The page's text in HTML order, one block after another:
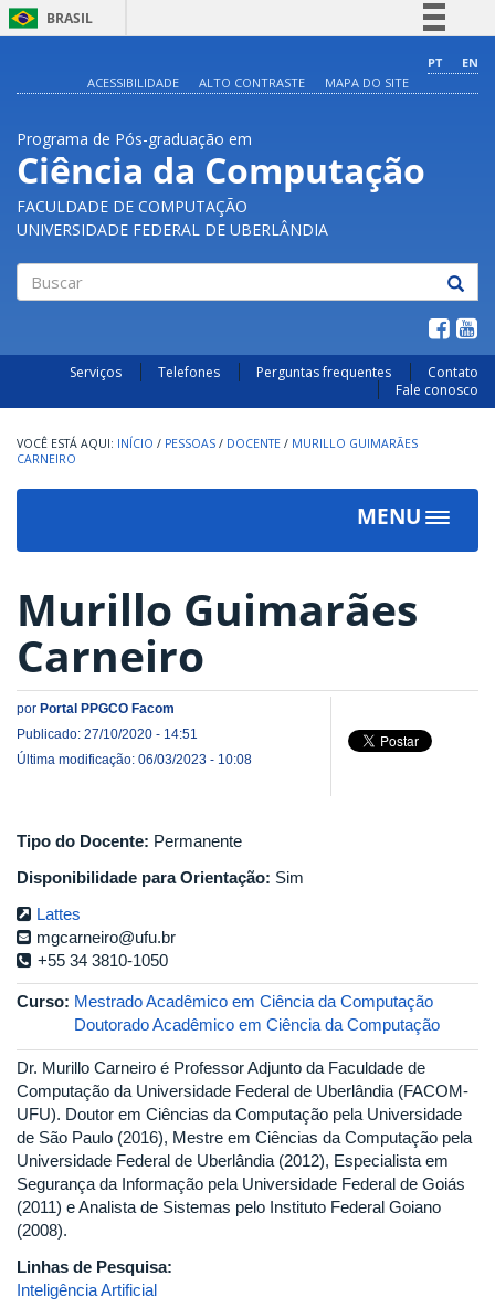
BRASIL
Comunica BR
Acesso à informação
Legislação
PT
EN
ACESSIBILIDADE
ALTO CONTRASTE MAPA DO SITE
Programa de Pós-graduação em
Ciência da Computação
FACULDADE DE COMPUTAÇÃO
UNIVERSIDADE FEDERAL DE UBERLÂNDIA
Serviços Telefones Perguntas frequentes
Contato
Fale conosco
INÍCIO / PESSOAS / DOCENTE / MURILLO GUIMARÃES
CARNEIRO
MENU
Toggle
Murillo Guimarães
Carneiro
por Portal PPGCO Facom
Publicado: 27/10/2020 - 14:51
Última modificação: 06/03/2023 - 10:08
Tipo do Docente: Permanente
Disponibilidade para Orientação: Sim
Lattes
mgcarneiro@ufu.br
+55 34 3810-1050
Curso: Mestrado Acadêmico em Ciência da Computação
Doutorado Acadêmico em Ciência da Computação
Dr. Murillo Carneiro é Professor Adjunto da Faculdade de
Computação da Universidade Federal de Uberlândia (FACOM-
UFU). Doutor em Ciências da Computação pela Universidade
de São Paulo (2016), Mestre em Ciências da Computação pela
Universidade Federal de Uberlândia (2012), Especialista em
Segurança da Informação pela Universidade Federal de Goiás
(2011) e Analista de Sistemas pelo Instituto Federal Goiano
(2008).
Linhas de Pesquisa:
Inteligência Artificial